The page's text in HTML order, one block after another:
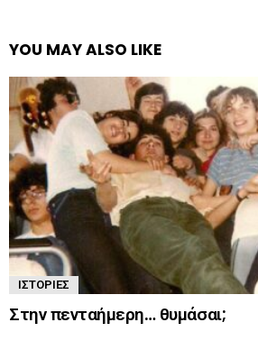
YOU MAY ALSO LIKE
ΙΣΤΟΡΊΕΣ
Στην πενταήμερη… θυμάσαι;